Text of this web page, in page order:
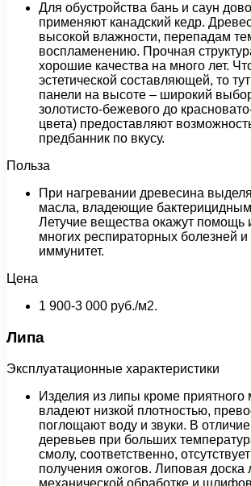
Для обустройства бань и саун
применяют канадский кедр.
высокой влажности, перепадам
воспламенению. Прочная
хорошие качества на много лет.
эстетической составляющей, то
панели на высоте – широкий
золотисто-бежевого до
цвета) предоставляют
предбанник по вкусу.
Польза
При нагревании древесина
масла, владеющие
Летучие вещества окажут помощь
многих респираторных болезней
иммунитет.
Цена
1 900-3 000 руб./м2.
Липа
Эксплуатационные характеристики
Изделия из липы кроме приятного
владеют низкой плотностью,
поглощают воду и звуки. В
деревьев при больших
смолу, соответственно,
получения ожогов. Липовая доска
механической обработке и